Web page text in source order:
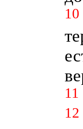
10
11
12